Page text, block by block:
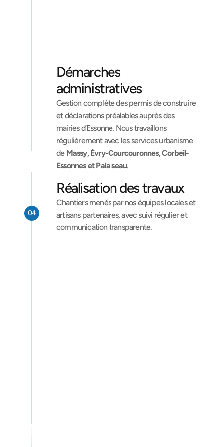
Démarches
administratives
Gestion complète des permis de construire
et déclarations préalables auprès des
mairies d’Essonne. Nous travaillons
régulièrement avec les services urbanisme
de Massy, Évry-Courcouronnes, Corbeil-
Essonnes et Palaiseau.
Réalisation des travaux
Chantiers menés par nos équipes locales et
artisans partenaires, avec suivi régulier et
communication transparente.
04